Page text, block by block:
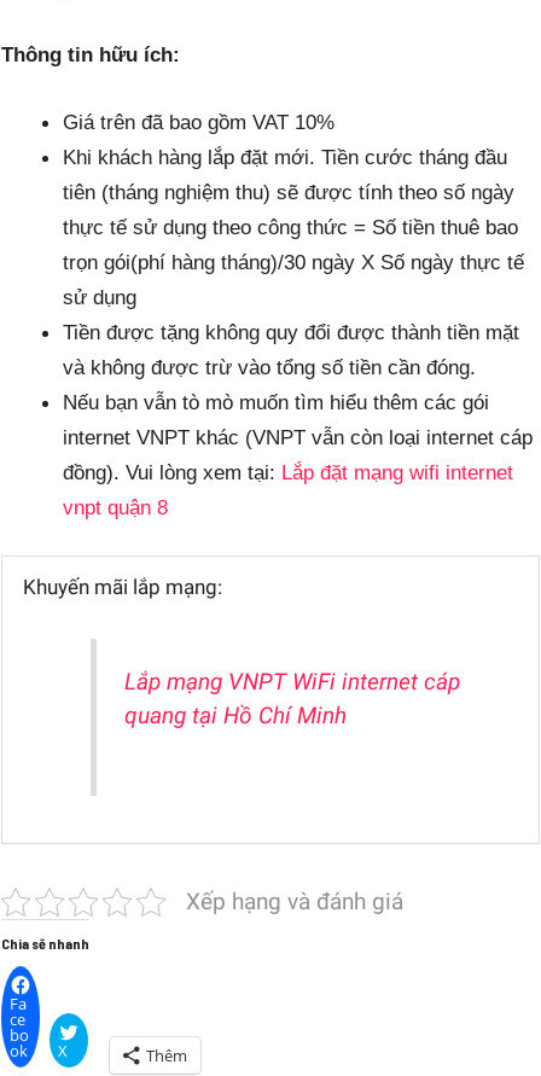
Thông tin hữu ích:
Giá trên đã bao gồm VAT 10%
Khi khách hàng lắp đặt mới. Tiền cước tháng đầu
tiên (tháng nghiệm thu) sẽ được tính theo số ngày
thực tế sử dụng theo công thức = Số tiền thuê bao
trọn gói(phí hàng tháng)/30 ngày X Số ngày thực tế
sử dụng
Tiền được tặng không quy đổi được thành tiền mặt
và không được trừ vào tổng số tiền cần đóng.
Nếu bạn vẫn tò mò muốn tìm hiểu thêm các gói
internet VNPT khác (VNPT vẫn còn loại internet cáp
đồng). Vui lòng xem tại: Lắp đặt mạng wifi internet
vnpt quận 8
Khuyến mãi lắp mạng:
Lắp mạng VNPT WiFi internet cáp
quang tại Hồ Chí Minh
Xếp hạng và đánh giá
Chia sẽ nhanh
Fa
ce
bo
ok X Thêm